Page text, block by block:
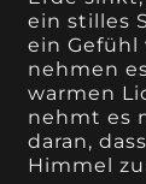
ein stilles
ein Gefühl
nehmen
warmen
nehmt es
daran,
Himmel